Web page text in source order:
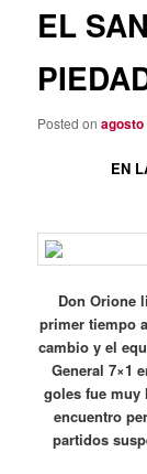
EL
Posted onagosto
EN
Don Orione
primer tiempo
cambio y el
General 7×1
goles fue muy
encuentro
partidos